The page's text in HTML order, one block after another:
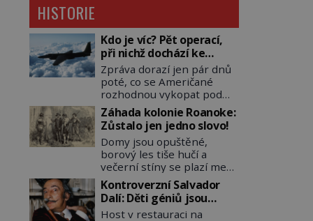
HISTORIE
Kdo je víc? Pět operací,
při nichž dochází ke
střetu obou tajných
služeb
Zpráva dorazí jen pár dnů
poté, co se Američané
rozhodnou vykopat pod
východní částí Berlína
několik stovek metrů
dlouhý tunel. Sověti na
sobě nenechají nic znát a
nechají nepřítele, aby si
myslel, že je přechytračil.
Cennou informaci jim dodá
jeden z agentů. Oba tábory
jsou zvyklé působit v
Záhada kolonie Roanoke:
Zůstalo jen jedno slovo!
Domy jsou opuštěné,
borový les tiše hučí a
večerní stíny se plazí mezi
kmeny. Kolem osady je
nově postavená palisáda,
ale ani to nejspíš nedokáže
osadníky zachránit. Muži,
Kontroverzní Salvador
Dalí: Děti géniů jsou
pitomci!
Host v restauraci na